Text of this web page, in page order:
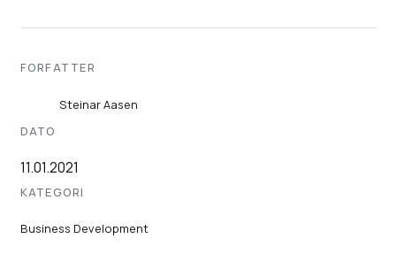
FORFATTER
Steinar Aasen
DATO
11.01.2021
KATEGORI
Business Development